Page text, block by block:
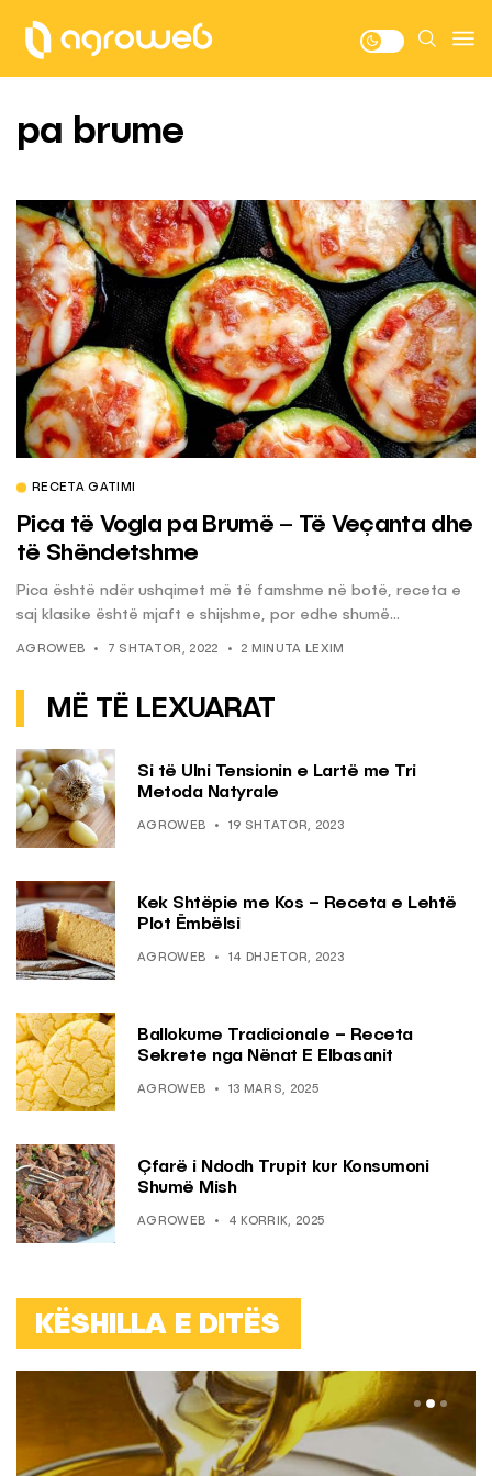
pa brume
RECETA GATIMI
Pica të Vogla pa Brumë – Të Veçanta dhe
të Shëndetshme
Pica është ndër ushqimet më të famshme në botë, receta e
saj klasike është mjaft e shijshme, por edhe shumë...
AGROWEB 7 SHTATOR, 2022 2 MINUTA LEXIM
MË TË LEXUARAT
Si të Ulni Tensionin e Lartë me Tri
Metoda Natyrale
AGROWEB 19 SHTATOR, 2023
Kek Shtëpie me Kos – Receta e Lehtë
Plot Ëmbëlsi
AGROWEB 14 DHJETOR, 2023
Ballokume Tradicionale – Receta
Sekrete nga Nënat E Elbasanit
AGROWEB 13 MARS, 2025
Çfarë i Ndodh Trupit kur Konsumoni
Shumë Mish
AGROWEB 4 KORRIK, 2025
KËSHILLA E DITËS